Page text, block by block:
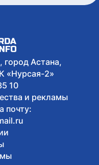
Казахстана
город Астана,
«Нурсая-2»
10
и рекламы
почту: